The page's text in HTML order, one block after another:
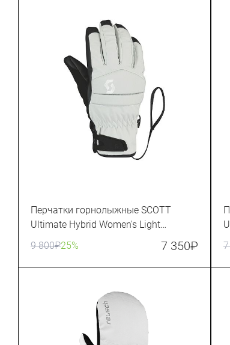
Перчатки горнолыжные SCOTT
Ultimate Hybrid Women's Light
Grey/Black
9 800₽25% 7 350₽